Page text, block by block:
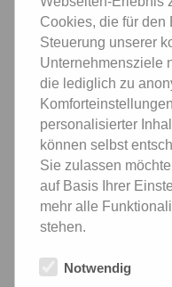
➔ Eine
Lackierer (m/w/d),
und Lackierer (m/w/d)
Qualifikation
➔ Erfahrung in der
Lackierarbeiten
➔ Schichtbereitschaft
Arbeitsweise
➔ Führerschein der
Cookies, die für den
Steuerung unserer
Unternehmensziele
die lediglich zu
personalisierter
können selbst
Sie zulassen
auf Basis Ihrer
mehr alle
stehen.
Notwendig